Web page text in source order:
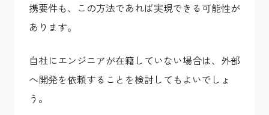
携要件も、この方法であれば実現できる可能性が
あります。
自社にエンジニアが在籍していない場合は、外部
へ開発を依頼することを検討してもよいでしょ
う。